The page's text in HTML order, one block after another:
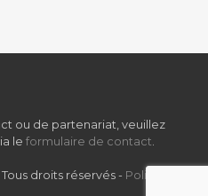
ou de partenariat, veuillez
le formulaire de contact.
droits réservés - Politique